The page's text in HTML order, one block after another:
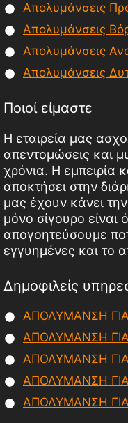
Απολυμάνσεις
Απολυμάνσεις
Απολυμάνσεις
Απολυμάνσεις
Ποιοί είμαστε
Η εταιρεία μας
απεντομώσεις και
χρόνια. Η εμπειρία
αποκτήσει στην
μας έχουν κάνει
μόνο σίγουρο είναι
απογοητεύσουμε
εγγυημένες και το
Δημοφιλείς
ΑΠΟΛΥΜΑΝΣΗ ΓΙΑ
ΑΠΟΛΥΜΑΝΣΗ
ΑΠΟΛΥΜΑΝΣΗ
ΑΠΟΛΥΜΑΝΣΗ
ΑΠΟΛΥΜΑΝΣΗ